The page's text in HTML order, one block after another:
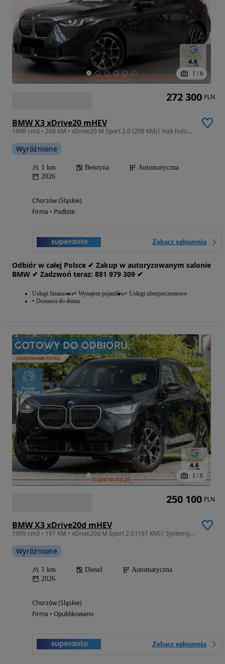
1 / 6
BMW X3 xDrive20 mHEV
1998 cm3 • 208 KM • xDrive20 M Sport 2.0 (208 KM)| Hak holowniczy, elektryczny
Wyróżnione
1 km Benzyna
Automatyczna
2026
Chorzów (Śląskie)
Firma • Podbite
Zobacz ogłoszenia
Odbiór w całej Polsce ✔ Zakup w autoryzowanym salonie
BMW ✔ Zadzwoń teraz: 881‎ 979‎ 309 ✔
Usługi finansowe Wynajem pojazdów Usługi ubezpieczeniowe
Dostawa do domu
272 300 PLN
1 / 6
BMW X3 xDrive20d mHEV
1995 cm3 • 197 KM • xDrive20d M Sport 2.0 (197 KM)| Systemy asystujące kierowcy
Wyróżnione
1 km Diesel
Automatyczna
2026
Chorzów (Śląskie)
Firma • Opublikowano
Zobacz ogłoszenia
250 100 PLN